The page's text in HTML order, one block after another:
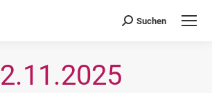
Search:
Suchen
für Probiotische Medizin
